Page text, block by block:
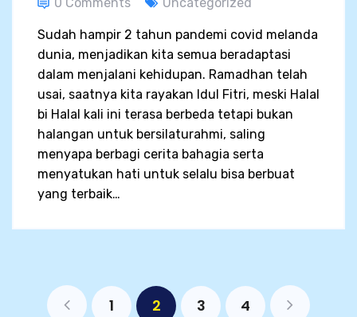
Sudah hampir 2 tahun pandemi covid melanda
dunia, menjadikan kita semua beradaptasi
dalam menjalani kehidupan. Ramadhan telah
usai, saatnya kita rayakan Idul Fitri, meski Halal
bi Halal kali ini terasa berbeda tetapi bukan
halangan untuk bersilaturahmi, saling
menyapa berbagi cerita bahagia serta
menyatukan hati untuk selalu bisa berbuat
yang terbaik…
1 2 3 4